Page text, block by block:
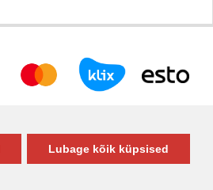
Lubage kõik küpsised